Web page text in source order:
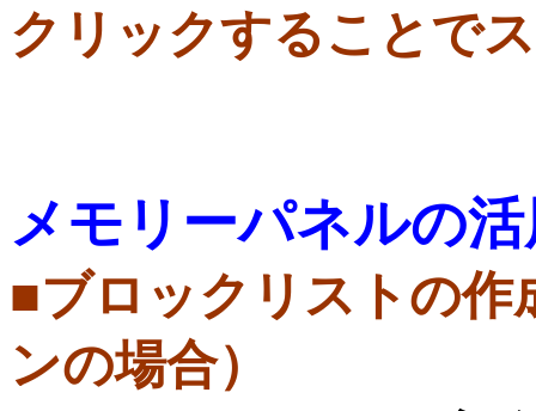
クリックすることで
メモリーパネルの
■ブロックリストの
ンの場合）